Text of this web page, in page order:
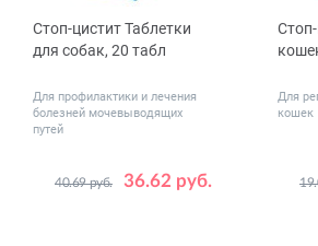
Стоп-цистит Таблетки
для собак, 20 табл
Для профилактики и лечения
болезней мочевыводящих
путей
36.62 руб.
40.69 руб.
Для
кошек